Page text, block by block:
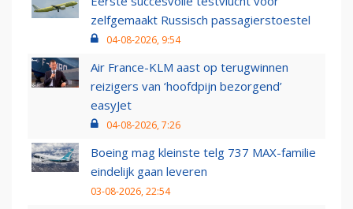
zelfgemaakt Russisch passagierstoestel
04-08-2026, 9:54
Air France-KLM aast op terugwinnen
reizigers van ‘hoofdpijn bezorgend’
easyJet
04-08-2026, 7:26
Boeing mag kleinste telg 737 MAX-familie
eindelijk gaan leveren
03-08-2026, 22:54